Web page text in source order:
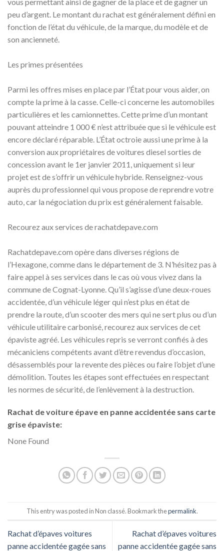
peu d’argent. Le montant du rachat est généralement défini en
fonction de l’état du véhicule, de la marque, du modèle et de
son ancienneté.
Les primes présentées
Parmi les offres mises en place par l’État pour vous aider, on
compte la prime à la casse. Celle-ci concerne les automobiles
particulières et les camionnettes. Cette prime d’un montant
pouvant atteindre 1 000 € n’est attribuée que si le véhicule est
encore déclaré réparable. L’État octroie aussi une prime à la
conversion aux propriétaires de voitures diesel sorties de
concession avant le 1er janvier 2011, uniquement si leur
projet est de s’offrir un véhicule hybride. Renseignez-vous
auprès du professionnel qui vous propose de reprendre votre
auto, car la négociation du prix est généralement faisable.
Recourez aux services de rachatdepave.com
Rachatdepave.com opère dans diverses régions de
l’Hexagone, comme dans le département de 3. N’hésitez pas à
faire appel à ses services dans le cas où vous vivez dans la
commune de Cognat-Lyonne. Qu’il s’agisse d’une deux-roues
accidentée, d’un véhicule léger qui n’est plus en état de
prendre la route, d’un scooter des mers qui ne sert plus ou d’un
véhicule utilitaire carbonisé, recourez aux services de cet
épaviste agréé. Les véhicules repris se verront confiés à des
mécaniciens compétents avant d’être revendus d’occasion,
désassemblés pour la revente des pièces ou faire l’objet d’une
démolition. Toutes les étapes sont effectuées en respectant
les normes de sécurité, de l’enlèvement à la destruction.
Rachat de voiture épave en panne accidentée sans carte
grise épaviste:
None Found
This entry was posted in Non classé. Bookmark thepermalink.
Rachat d’épaves voitures
panne accidentée gagée sans
Rachat d’épaves voitures
panne accidentée gagée sans